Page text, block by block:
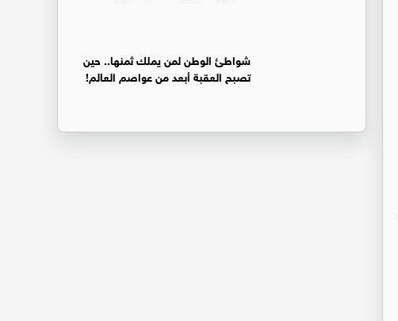
شواطئ الوطن لمن يملك ثمنها.. حين
تصبح العقبة أبعد من عواصم العالم!